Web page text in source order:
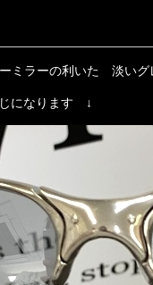
ミラーの利いた 淡いグ
になります ↓